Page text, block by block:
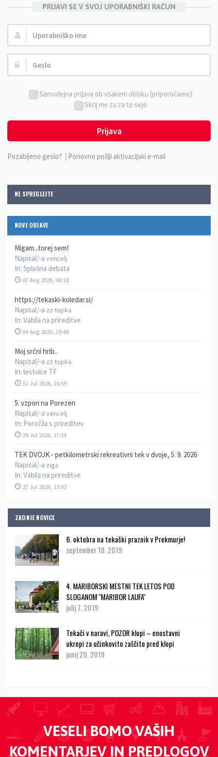
NE SPREGLEJTE
NOVE OBJAVE
Migam...torej sem!
Napisal/-a vencelj
In: Splošna debata
07 Avg 2026, 08:18
https://tekaski-koledar.si/
Napisal/-a zz topka
In: Vabila na prireditve
04 Avg 2026, 19:48
Moj srčni hrib..
Napisal/-a zz topka
In: lestvice TF
31 Jul 2026, 10:59
5. vzpon na Porezen
Napisal/-a vencelj
In: Poročila s prireditev
29 Jul 2026, 17:13
TEK DVOJK - petkilometrski rekreativni tek v dvoje, 5. 9. 2026
Napisal/-a ziga
In: Vabila na prireditve
27 Jul 2026, 15:02
ZADNJE NOVICE
6. oktobra na tekaški praznik v Prekmurje!
september 18, 2019
4. MARIBORSKI MESTNI TEK LETOS POD
SLOGANOM ''MARIBOR LAUFA''
julij 7, 2019
Tekači v naravi, POZOR klopi – enostavni
ukrepi za učinkovito zaščito pred klopi
junij 20, 2019
PRIJAVI SE V SVOJ UPORABNIŠKI RAČUN
Uporabniško
ime:
Geslo:
Samodejna prijava ob vsakem obisku (priporočamo)
Skrij me za za to sejo
Prijava
Pozabljeno geslo? | Ponovno pošlji aktivacijski e-mail
VESELI BOMO VAŠIH
KOMENTARJEV IN PREDLOGOV